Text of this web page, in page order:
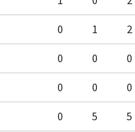
0 1 2
0 0 0
0 0 0
0 5 5